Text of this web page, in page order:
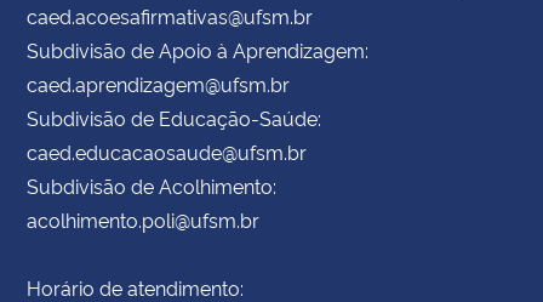
caed.acoesafirmativas@ufsm.br
Subdivisão de Apoio à Aprendizagem:
caed.aprendizagem@ufsm.br
Subdivisão de Educação-Saúde:
caed.educacaosaude@ufsm.br
Subdivisão de Acolhimento:
acolhimento.poli@ufsm.br
Horário de atendimento: